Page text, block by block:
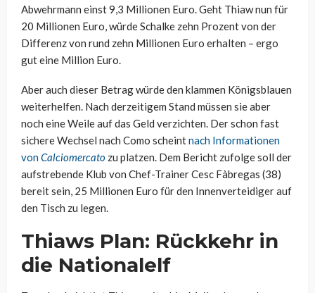
Abwehrmann einst 9,3 Millionen Euro. Geht Thiaw nun für
20 Millionen Euro, würde Schalke zehn Prozent von der
Differenz von rund zehn Millionen Euro erhalten – ergo
gut eine Million Euro.
Aber auch dieser Betrag würde den klammen Königsblauen
weiterhelfen. Nach derzeitigem Stand müssen sie aber
noch eine Weile auf das Geld verzichten. Der schon fast
sichere Wechsel nach Como scheintnach Informationen
vonCalciomercato zu platzen. Dem Bericht zufolge soll der
aufstrebende Klub von Chef-Trainer Cesc Fàbregas (38)
bereit sein, 25 Millionen Euro für den Innenverteidiger auf
den Tisch zu legen.
Thiaws Plan: Rückkehr in
die Nationalelf